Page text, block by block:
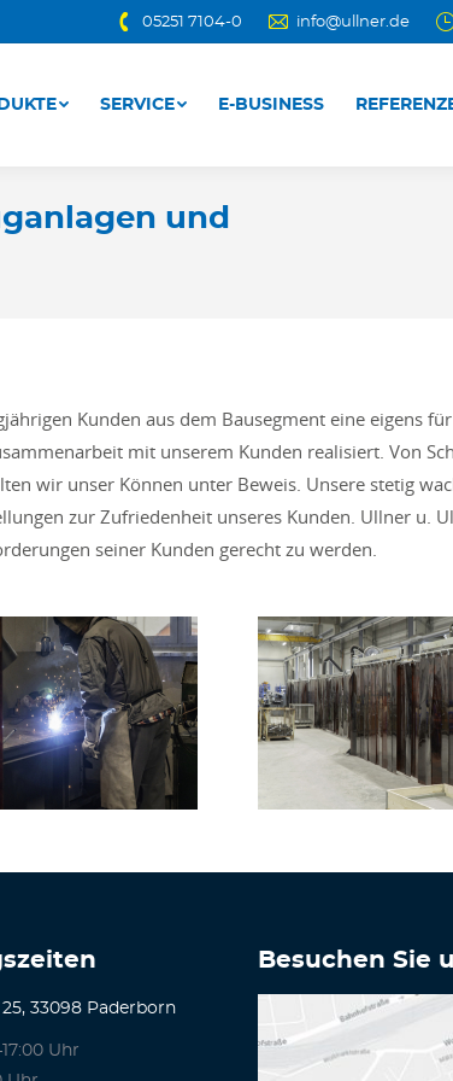
05251 7104-0 info@ullner.de
SERVICE E-BUSINESS
und
Kunden aus dem Bausegment eine eigens
mit unserem Kunden realisiert. Von
wir unser Können unter Beweis. Unsere stetig
zur Zufriedenheit unseres Kunden. Ullner u.
seiner Kunden gerecht zu werden.
33098 Paderborn
Uhr
Besuchen Sie